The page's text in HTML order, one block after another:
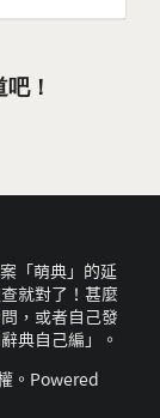
！
「萌典」的延
就對了！甚麼
，或者自己發
典自己編」。
。Powered